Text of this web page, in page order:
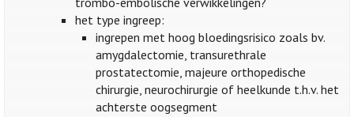
het type ingreep:
ingrepen met hoog bloedingsrisico zoals bv.
amygdalectomie, transurethrale
prostatectomie, majeure orthopedische
chirurgie, neurochirurgie of heelkunde t.h.v. het
achterste oogsegment